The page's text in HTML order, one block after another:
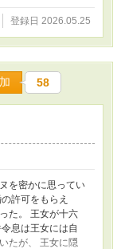
ただいておりま
登録日 2026.05.25
58
を密かに思ってい
許可をもらえ
た。 王女が十六
息は王女には自
たが、 王女に隠